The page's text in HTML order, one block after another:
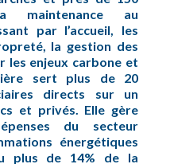
au
par l’accueil, les
la gestion des
les enjeux carbone et
sert plus de 20
directs sur un
et privés. Elle gère
du secteur
énergétiques
plus de 14% de la